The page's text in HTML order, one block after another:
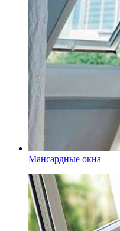
Мансардные окна